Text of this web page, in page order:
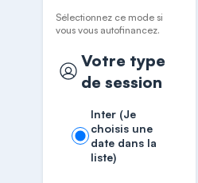
Sélectionnez ce mode si
vous vous autofinancez.
Votre type
de session
Inter (Je
choisis une
date dans la
liste)